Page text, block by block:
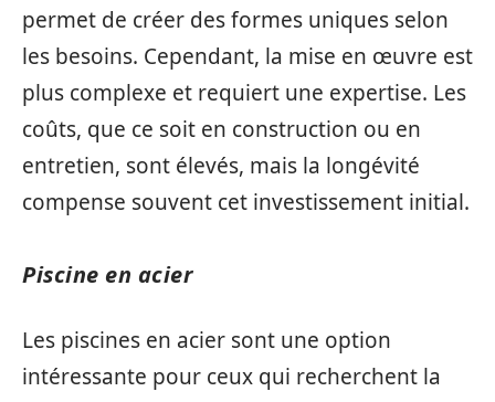
permet de créer des formes uniques selon
les besoins. Cependant, la mise en œuvre est
plus complexe et requiert une expertise. Les
coûts, que ce soit en construction ou en
entretien, sont élevés, mais la longévité
compense souvent cet investissement initial.
Piscine en acier
Les piscines en acier sont une option
intéressante pour ceux qui recherchent la